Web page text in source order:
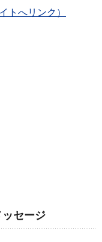
トへリンク）
セージ